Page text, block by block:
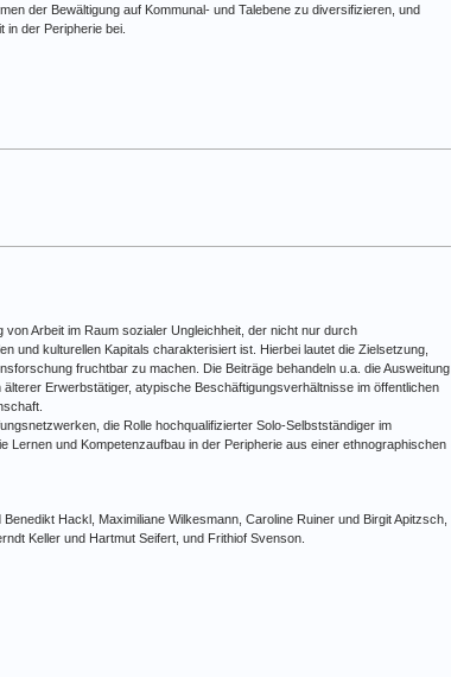
der Bewältigung auf Kommunal- und Talebene zu diversifizieren, und
der Peripherie bei.
Arbeit im Raum sozialer Ungleichheit, der nicht nur durch
und kulturellen Kapitals charakterisiert ist. Hierbei lautet die Zielsetzung,
fruchtbar zu machen. Die Beiträge behandeln u.a. die Ausweitung
Erwerbstätiger, atypische Beschäftigungsverhältnisse im öffentlichen
die Rolle hochqualifizierter Solo-Selbstständiger im
und Kompetenzaufbau in der Peripherie aus einer ethnographischen
Hackl, Maximiliane Wilkesmann, Caroline Ruiner und Birgit Apitzsch,
Keller und Hartmut Seifert, und Frithiof Svenson.